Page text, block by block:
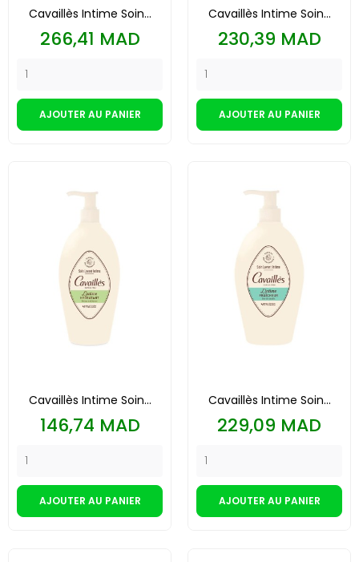
Cavaillès Intime Soin...
Prix
266,41 MAD
AJOUTER AU PANIER
Cavaillès Intime Soin...
Prix
230,39 MAD
AJOUTER AU PANIER
Cavaillès Intime Soin...
Prix
146,74 MAD
AJOUTER AU PANIER
Cavaillès Intime Soin...
Prix
229,09 MAD
AJOUTER AU PANIER